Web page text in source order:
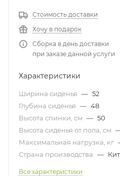
Стоимость доставки
Хочу в подарок
Сборка в день доставки
при заказе данной услуги
Характеристики
Ширина сиденья — 52
Глубина сиденья — 48
Высота спинки, см — 50
Высота сиденья от пола, см
Максимальная нагрузка, кг
Страна производства —
Все характеристики